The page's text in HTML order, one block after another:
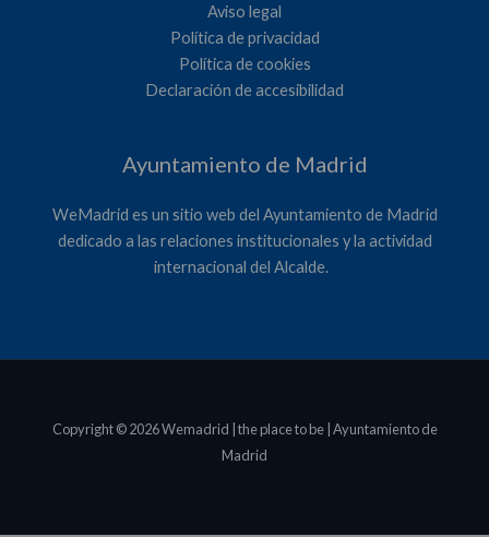
Aviso legal
Política de privacidad
Política de cookies
Declaración de accesibilidad
Ayuntamiento de Madrid
WeMadrid es un sitio web del Ayuntamiento de Madrid
dedicado a las relaciones institucionales y la actividad
internacional del Alcalde. ​
Copyright © 2026 Wemadrid | the place to be | Ayuntamiento de
Madrid